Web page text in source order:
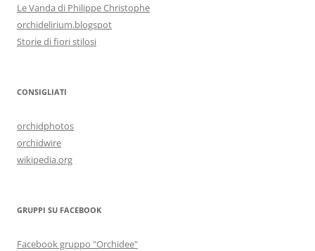
Le Vanda di Philippe Christophe
orchidelirium.blogspot
Storie di fiori stilosi
CONSIGLIATI
orchidphotos
orchidwire
wikipedia.org
GRUPPI SU FACEBOOK
Facebook gruppo "Orchidee"